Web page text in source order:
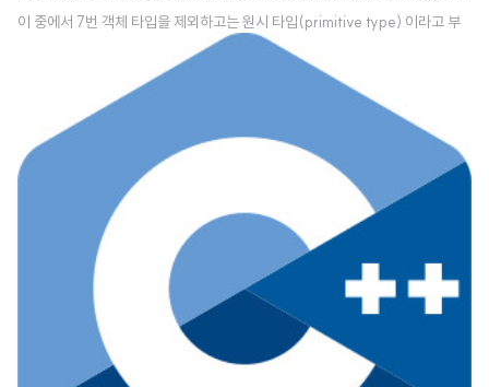
이 중에서 7번 객체 타입을 제외하고는 원시 타입(primitive type) 이라고 부
르며 객체 타입은 영어로 reference type 이라고 부르기도 한다. 데이터 타입
을 이렇게 구분하는 이유는 원시 타입과 객체 타입이 근본적으로 다른 점이 있
기 때문이다. 크게 3가지 정도 생각해 볼 수 있다. 원시 타입은 변경이 불가능한
(immutable) 값이다. 반면에 객체(참조) 타입은 변경 가능한(mutable) 값이
다. 원시 값을 변수에 할당하면 변수(확보된 메모리 공간)에는 실제 값이 저장
된다. 반면에 객체를 변수에..